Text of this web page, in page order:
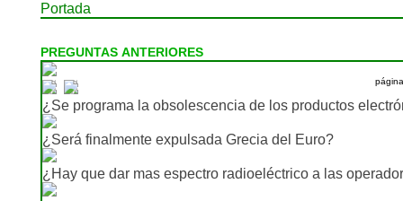
Portada
PREGUNTAS ANTERIORES
¿Se programa la obsolescencia de los productos
¿Será finalmente expulsada Grecia del Euro?
¿Hay que dar mas espectro radioeléctrico a las